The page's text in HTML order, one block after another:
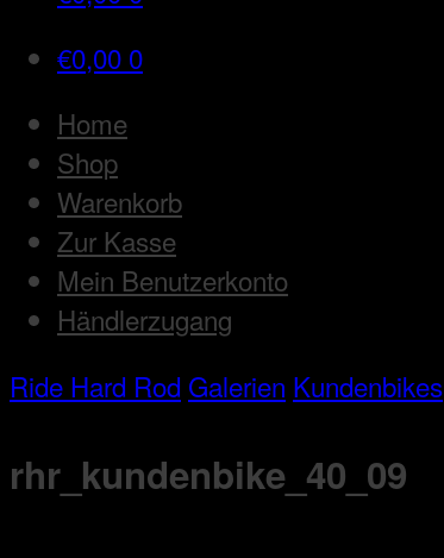
€0,00 0
Home
Shop
Warenkorb
Zur Kasse
Mein Benutzerkonto
Händlerzugang
Ride Hard Rod Galerien Kundenbikes
rhr_kundenbike_40_09